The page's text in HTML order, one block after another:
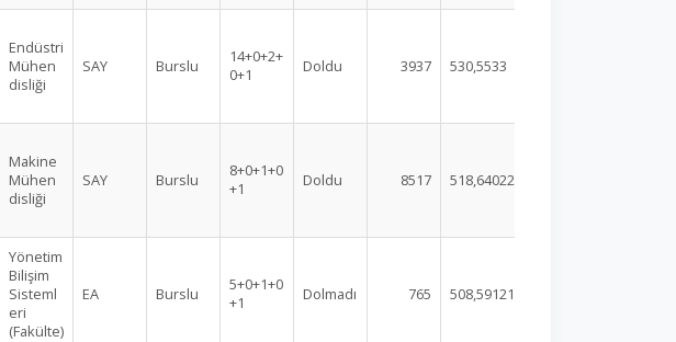
Endüstri
Mühen
disliği
SAY Burslu
14+0+2+
0+1
Doldu 3937 530,5533
Makine
Mühen
disliği
SAY Burslu
8+0+1+0
+1
Doldu 8517 518,64022
Yönetim
Bilişim
Sisteml
eri
(Fakülte)
EA Burslu
5+0+1+0
+1
Dolmadı 765 508,59121